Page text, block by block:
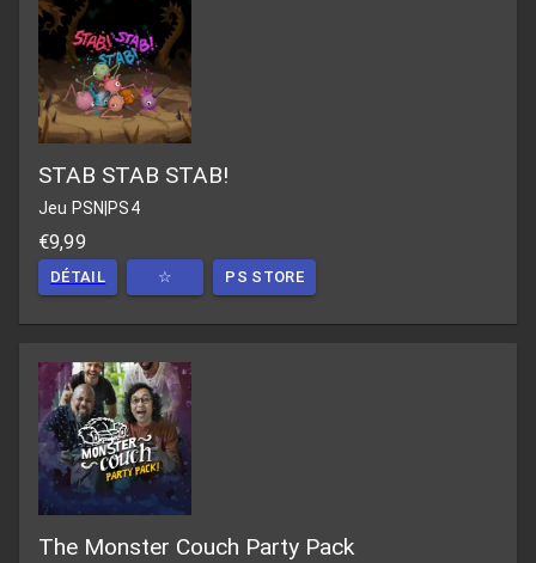
STAB STAB STAB!
Jeu PSN PS4
€9,99
DÉTAIL ☆ PS STORE
The Monster Couch Party Pack